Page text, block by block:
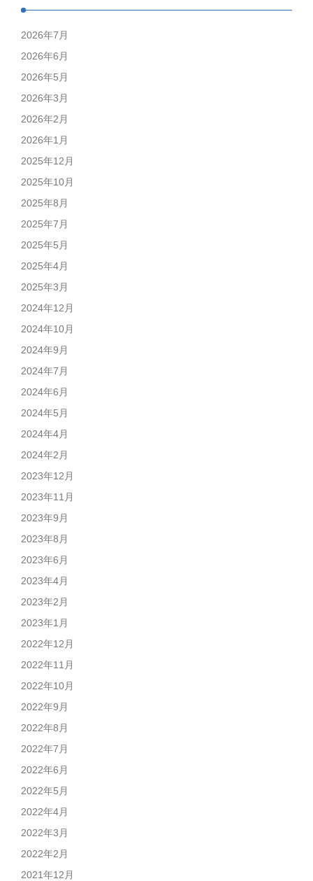
2026年7月
2026年6月
2026年5月
2026年3月
2026年2月
2026年1月
2025年12月
2025年10月
2025年8月
2025年7月
2025年5月
2025年4月
2025年3月
2024年12月
2024年10月
2024年9月
2024年7月
2024年6月
2024年5月
2024年4月
2024年2月
2023年12月
2023年11月
2023年9月
2023年8月
2023年6月
2023年4月
2023年2月
2023年1月
2022年12月
2022年11月
2022年10月
2022年9月
2022年8月
2022年7月
2022年6月
2022年5月
2022年4月
2022年3月
2022年2月
2021年12月